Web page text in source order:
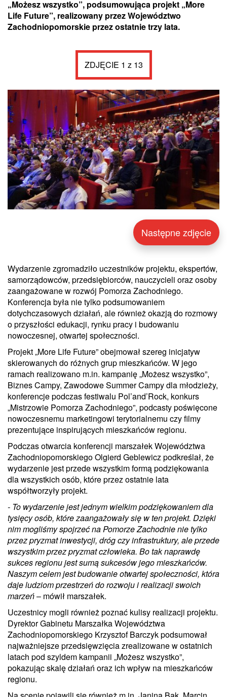
„Możesz wszystko”, podsumowująca projekt „More
Life Future”, realizowany przez Województwo
Zachodniopomorskie przez ostatnie trzy lata.
ZDJĘCIE 1 z 13
Następne zdjęcie
Wydarzenie zgromadziło uczestników projektu, ekspertów,
samorządowców, przedsiębiorców, nauczycieli oraz osoby
zaangażowane w rozwój Pomorza Zachodniego.
Konferencja była nie tylko podsumowaniem
dotychczasowych działań, ale również okazją do rozmowy
o przyszłości edukacji, rynku pracy i budowaniu
nowoczesnej, otwartej społeczności.
Projekt „More Life Future” obejmował szereg inicjatyw
skierowanych do różnych grup mieszkańców. W jego
ramach realizowano m.in. kampanię „Możesz wszystko”,
Biznes Campy, Zawodowe Summer Campy dla młodzieży,
konferencje podczas festiwalu Pol’and’Rock, konkurs
„Mistrzowie Pomorza Zachodniego”, podcasty poświęcone
nowoczesnemu marketingowi terytorialnemu czy filmy
prezentujące inspirujących mieszkańców regionu.
Podczas otwarcia konferencji marszałek Województwa
Zachodniopomorskiego Olgierd Geblewicz podkreślał, że
wydarzenie jest przede wszystkim formą podziękowania
dla wszystkich osób, które przez ostatnie lata
współtworzyły projekt.
- To wydarzenie jest jednym wielkim podziękowaniem dla
tysięcy osób, które zaangażowały się w ten projekt. Dzięki
nim mogliśmy spojrzeć na Pomorze Zachodnie nie tylko
przez pryzmat inwestycji, dróg czy infrastruktury, ale przede
wszystkim przez pryzmat człowieka. Bo tak naprawdę
sukces regionu jest sumą sukcesów jego mieszkańców.
Naszym celem jest budowanie otwartej społeczności, która
daje ludziom przestrzeń do rozwoju i realizacji swoich
marzeń– mówił marszałek.
Uczestnicy mogli również poznać kulisy realizacji projektu.
Dyrektor Gabinetu Marszałka Województwa
Zachodniopomorskiego Krzysztof Barczyk podsumował
najważniejsze przedsięwzięcia zrealizowane w ostatnich
latach pod szyldem kampanii „Możesz wszystko”,
pokazując skalę działań oraz ich wpływ na mieszkańców
regionu.